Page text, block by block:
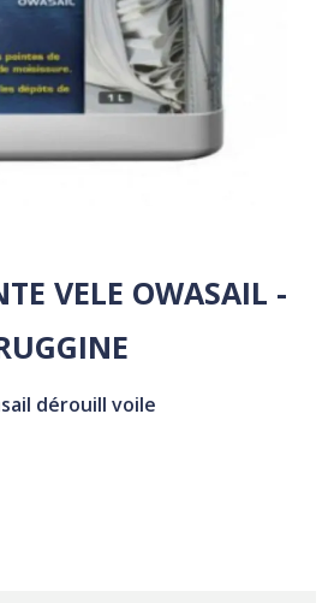
VELE OWASAIL -
dérouill voile